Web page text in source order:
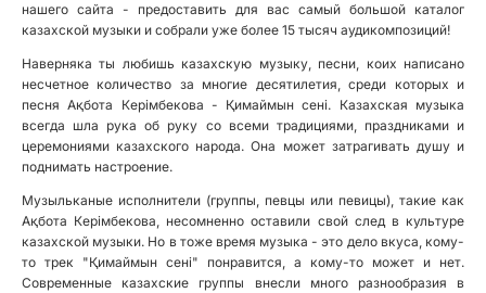
нашего сайта - предоставить для вас самый большой каталог
казахской музыки и собрали уже более 15 тысяч аудикомпозиций!
Наверняка ты любишь казахскую музыку, песни, коих написано
несчетное количество за многие десятилетия, среди которых и
песня Ақбота Керімбекова - Қимаймын сені. Казахская музыка
всегда шла рука об руку со всеми традициями, праздниками и
церемониями казахского народа. Она может затрагивать душу и
поднимать настроение.
Музыльканые исполнители (группы, певцы или певицы), такие как
Ақбота Керімбекова, несомненно оставили свой след в культуре
казахской музыки. Но в тоже время музыка - это дело вкуса, кому-
то трек "Қимаймын сені" понравится, а кому-то может и нет.
Современные казахские группы внесли много разнообразия в